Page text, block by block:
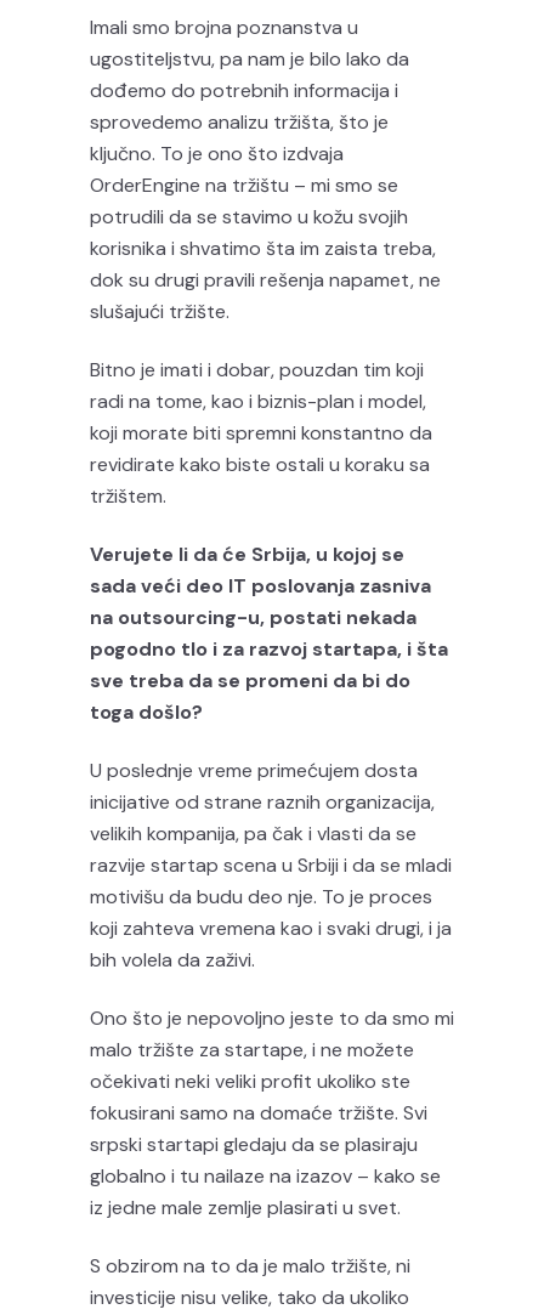
Imali smo brojna poznanstva u
ugostiteljstvu, pa nam je bilo lako da
dođemo do potrebnih informacija i
sprovedemo analizu tržišta, što je
ključno. To je ono što izdvaja
OrderEngine na tržištu – mi smo se
potrudili da se stavimo u kožu svojih
korisnika i shvatimo šta im zaista treba,
dok su drugi pravili rešenja napamet, ne
slušajući tržište.
Bitno je imati i dobar, pouzdan tim koji
radi na tome, kao i biznis-plan i model,
koji morate biti spremni konstantno da
revidirate kako biste ostali u koraku sa
tržištem.
Verujete li da će Srbija, u kojoj se
sada veći deo IT poslovanja zasniva
na outsourcing-u, postati nekada
pogodno tlo i za razvoj startapa, i šta
sve treba da se promeni da bi do
toga došlo?
U poslednje vreme primećujem dosta
inicijative od strane raznih organizacija,
velikih kompanija, pa čak i vlasti da se
razvije startap scena u Srbiji i da se mladi
motivišu da budu deo nje. To je proces
koji zahteva vremena kao i svaki drugi, i ja
bih volela da zaživi.
Ono što je nepovoljno jeste to da smo mi
malo tržište za startape, i ne možete
očekivati neki veliki profit ukoliko ste
fokusirani samo na domaće tržište. Svi
srpski startapi gledaju da se plasiraju
globalno i tu nailaze na izazov – kako se
iz jedne male zemlje plasirati u svet.
S obzirom na to da je malo tržište, ni
investicije nisu velike, tako da ukoliko